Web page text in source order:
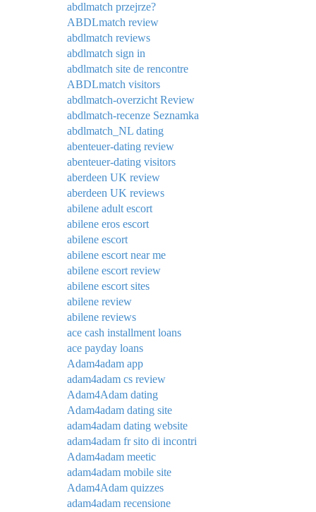
abdlmatch przejrze?
ABDLmatch review
abdlmatch reviews
abdlmatch sign in
abdlmatch site de rencontre
ABDLmatch visitors
abdlmatch-overzicht Review
abdlmatch-recenze Seznamka
abdlmatch_NL dating
abenteuer-dating review
abenteuer-dating visitors
aberdeen UK review
aberdeen UK reviews
abilene adult escort
abilene eros escort
abilene escort
abilene escort near me
abilene escort review
abilene escort sites
abilene review
abilene reviews
ace cash installment loans
ace payday loans
Adam4adam app
adam4adam cs review
Adam4Adam dating
Adam4adam dating site
adam4adam dating website
adam4adam fr sito di incontri
Adam4adam meetic
adam4adam mobile site
Adam4Adam quizzes
adam4adam recensione